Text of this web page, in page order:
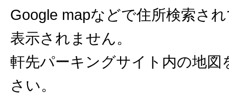
Google mapなどで住所検索さ
表示されません。
軒先パーキングサイト内の地図
さい。